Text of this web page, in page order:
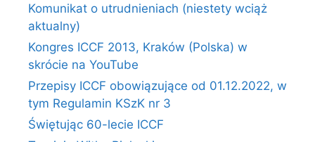
Komunikat o utrudnieniach (niestety wciąż
aktualny)
Kongres ICCF 2013, Kraków (Polska) w
skrócie na YouTube
Przepisy ICCF obowiązujące od 01.12.2022, w
tym Regulamin KSzK nr 3
Świętując 60-lecie ICCF